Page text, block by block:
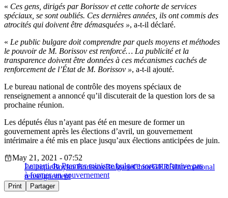
« Ces gens, dirigés par Borissov et cette cohorte de services
spéciaux, se sont oubliés. Ces dernières années, ils ont commis des
atrocités qui doivent être démasquées », a-t-il déclaré.
« Le public bulgare doit comprendre par quels moyens et méthodes
le pouvoir de M. Borissov est renforcé… La publicité et la
transparence doivent être données à ces mécanismes cachés de
renforcement de l’État de M. Borissov », a-t-il ajouté.
Le bureau national de contrôle des moyens spéciaux de
renseignement a annoncé qu’il discuterait de la question lors de sa
prochaine réunion.
Les députés élus n’ayant pas été en mesure de former un
gouvernement après les élections d’avril, un gouvernement
intérimaire a été mis en place jusqu’aux élections anticipées de juin.
Le parti du Premier ministre bulgare sortant n’arrive pas
à former un gouvernement
May 21, 2021 - 07:52
PolitiqueBoyko BorissovBulgarieChineGERBInternational
renseignement
Print Partager